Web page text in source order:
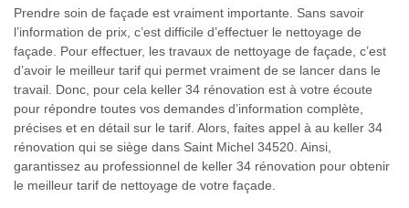
Prendre soin de façade est vraiment importante. Sans savoir
l’information de prix, c’est difficile d’effectuer le nettoyage de
façade. Pour effectuer, les travaux de nettoyage de façade, c’est
d’avoir le meilleur tarif qui permet vraiment de se lancer dans le
travail. Donc, pour cela keller 34 rénovation est à votre écoute
pour répondre toutes vos demandes d’information complète,
précises et en détail sur le tarif. Alors, faites appel à au keller 34
rénovation qui se siège dans Saint Michel 34520. Ainsi,
garantissez au professionnel de keller 34 rénovation pour obtenir
le meilleur tarif de nettoyage de votre façade.